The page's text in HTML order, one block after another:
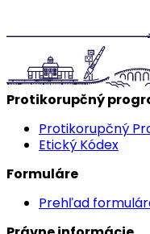
Protikorupčný
Protikorupčný
Etický Kódex
Formuláre
Prehľad